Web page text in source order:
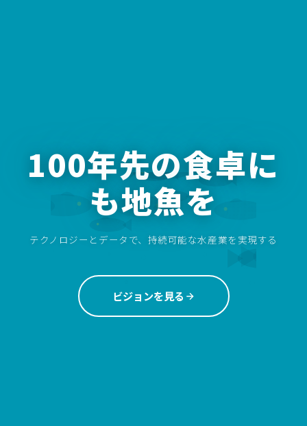
100年先の食卓に
も地魚を
テクノロジーとデータで、持続可能な水産業を実現する
ビジョンを見る